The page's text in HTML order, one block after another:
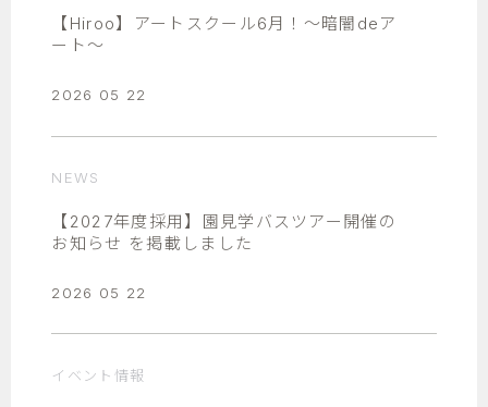
【Hiroo】アートスクール6月！～暗闇deア
ート～
2026 05 22
NEWS
【2027年度採用】園見学バスツアー開催の
お知らせ を掲載しました
2026 05 22
イベント情報